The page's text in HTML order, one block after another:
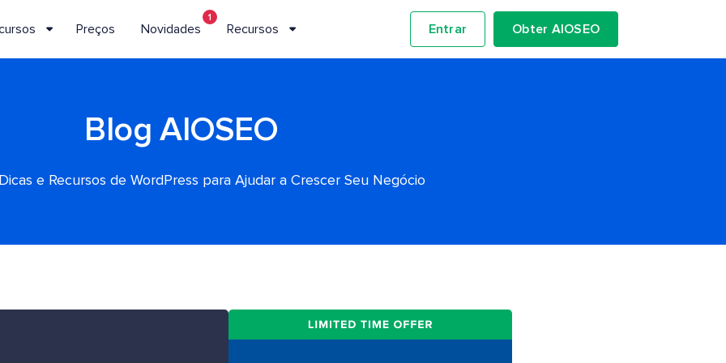
Preços Novidades
1
Recursos Entrar Obter AIOSEO
Blog AIOSEO
e Recursos de WordPress para Ajudar a Crescer Seu Negócio